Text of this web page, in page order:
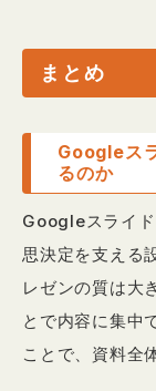
まとめ
Googleス
るのか
Googleスライ
思決定を支える
レゼンの質は大
とで内容に集中
ことで、資料全